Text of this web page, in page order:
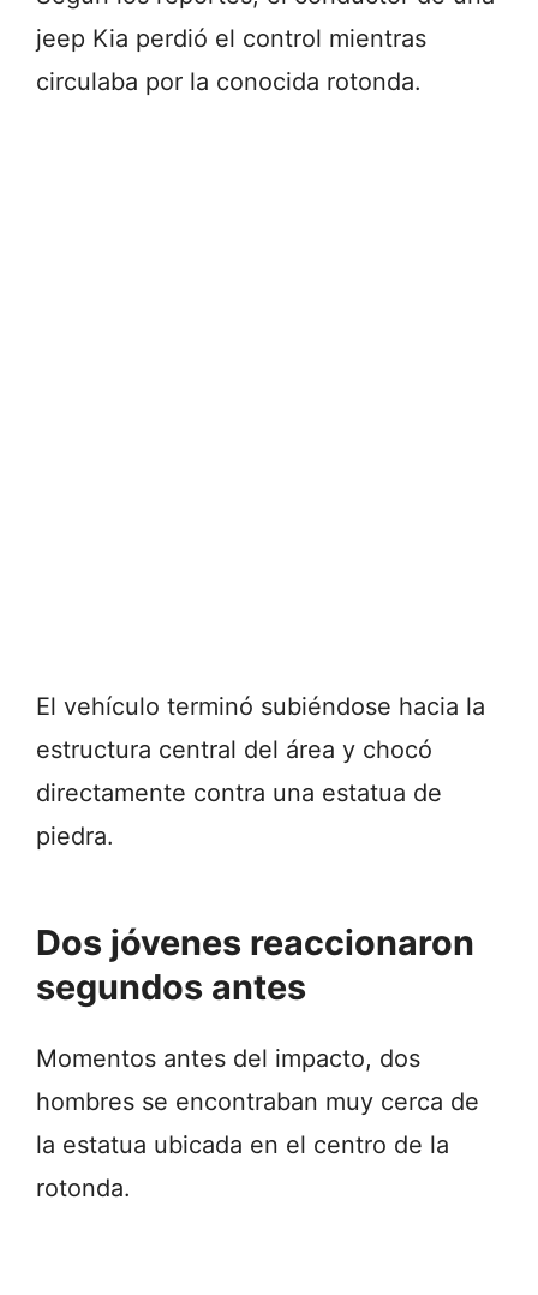
jeep Kia perdió el control mientras
circulaba por la conocida rotonda.
El vehículo terminó subiéndose hacia la
estructura central del área y chocó
directamente contra una estatua de
piedra.
Dos jóvenes reaccionaron
segundos antes
Momentos antes del impacto, dos
hombres se encontraban muy cerca de
la estatua ubicada en el centro de la
rotonda.